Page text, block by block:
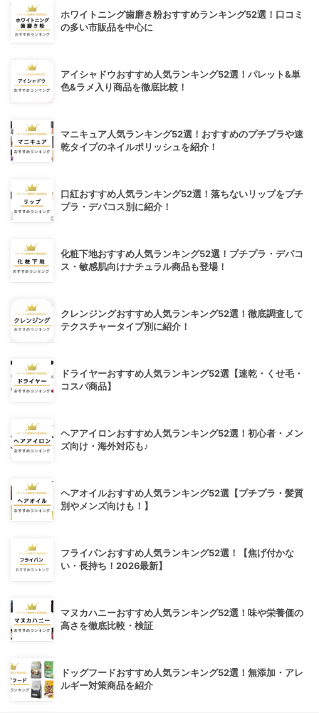
ホワイトニング歯磨き粉おすすめランキング52選！口コミ
の多い市販品を中心に
アイシャドウおすすめ人気ランキング52選！パレット&単
色&ラメ入り商品を徹底比較！
マニキュア人気ランキング52選！おすすめのプチプラや速
乾タイプのネイルポリッシュを紹介！
口紅おすすめ人気ランキング52選！落ちないリップをプチ
プラ・デパコス別に紹介！
化粧下地おすすめ人気ランキング52選！プチプラ・デパコ
ス・敏感肌向けナチュラル商品も登場！
クレンジングおすすめ人気ランキング52選！徹底調査して
テクスチャータイプ別に紹介！
ドライヤーおすすめ人気ランキング52選【速乾・くせ毛・
コスパ商品】
ヘアアイロンおすすめ人気ランキング52選！初心者・メン
ズ向け・海外対応も♪
ヘアオイルおすすめ人気ランキング52選【プチプラ・髪質
別やメンズ向けも！】
フライパンおすすめ人気ランキング52選！【焦げ付かな
い・長持ち！2026最新】
マヌカハニーおすすめ人気ランキング52選！味や栄養価の
高さを徹底比較・検証
ドッグフードおすすめ人気ランキング52選！無添加・アレ
ルギー対策商品を紹介